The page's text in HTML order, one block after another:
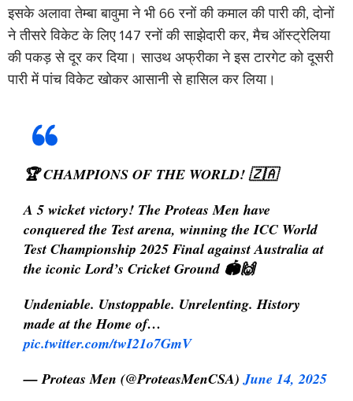
इसके अलावा तेम्बा बावुमा ने भी 66 रनों की कमाल की पारी की, दोनों
ने तीसरे विकेट के लिए 147 रनों की साझेदारी कर, मैच ऑस्ट्रेलिया
की पकड़ से दूर कर दिया। साउथ अफ्रीका ने इस टारगेट को दूसरी
पारी में पांच विकेट खोकर आसानी से हासिल कर लिया।
🏆 CHAMPIONS OF THE WORLD! 🇿🇦
A 5 wicket victory! The Proteas Men have
conquered the Test arena, winning the ICC World
Test Championship 2025 Final against Australia at
the iconic Lord’s Cricket Ground 🏟️🙌
Undeniable. Unstoppable. Unrelenting. History
made at the Home of…
pic.twitter.com/twI21o7GmV
— Proteas Men (@ProteasMenCSA)June 14, 2025